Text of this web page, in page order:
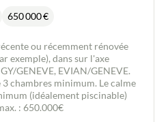
650 000€
rénovée
exemple), dans sur l'axe
GENEVE, EVIAN/GENEVE.
chambres minimum. Le calme
(idéalement piscinable)
: 650.000€